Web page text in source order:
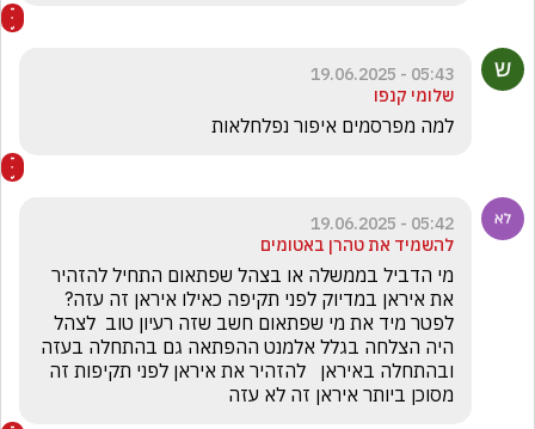
05:43 - 19.06.2025
שלומי קנפו
למה מפרסמים איפור נפלחלאות
05:42 - 19.06.2025
להשמיד את טהרן באטומים
מסוכן ביותר איראן זה לא עזה